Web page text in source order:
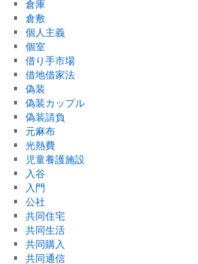
倉庫
倉敷
個人主義
個室
借り手市場
借地借家法
偽装
偽装カップル
偽装請負
元麻布
光熱費
児童養護施設
入谷
入門
公社
共同住宅
共同生活
共同購入
共同通信